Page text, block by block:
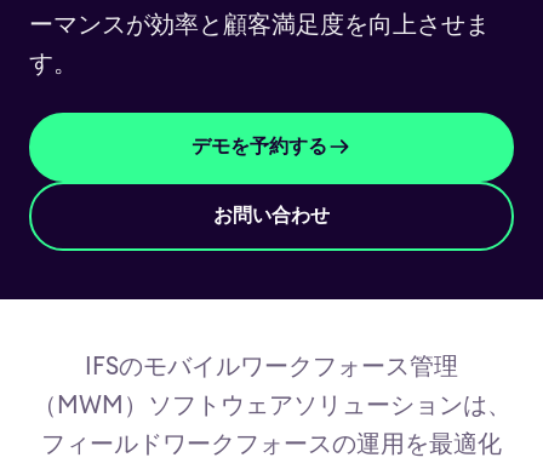
ーマンスが効率と顧客満足度を向上させま
す。
デモを予約する
お問い合わせ
IFSのモバイルワークフォース管理
（MWM）ソフトウェアソリューションは、
フィールドワークフォースの運用を最適化